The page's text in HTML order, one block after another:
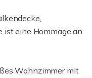
ist eine Hommage an
Wohnzimmer mit